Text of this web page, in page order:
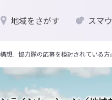
地域をさがす スマ
想」協力隊の応募を検討されている